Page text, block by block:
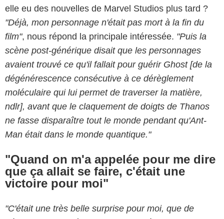
elle eu des nouvelles de Marvel Studios plus tard ?
"Déjà, mon personnage n'était pas mort à la fin du
film", nous répond la principale intéressée. "Puis la
scène post-générique disait que les personnages
avaient trouvé ce qu'il fallait pour guérir Ghost [de la
dégénérescence consécutive à ce dérèglement
moléculaire qui lui permet de traverser la matière,
ndlr], avant que le claquement de doigts de Thanos
ne fasse disparaître tout le monde pendant qu'Ant-
Man était dans le monde quantique."
"Quand on m'a appelée pour me dire
que ça allait se faire, c'était une
victoire pour moi"
"C'était une très belle surprise pour moi, que de